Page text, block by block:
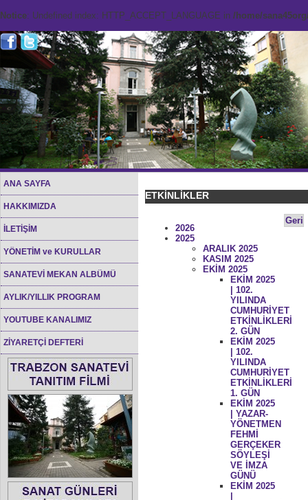
Notice: Undefined index: HTTP_ACCEPT_LANGUAGE in /home/
ANA SAYFA
HAKKIMIZDA
İLETİŞİM
YÖNETİM ve KURULLAR
SANATEVİ MEKAN ALBÜMÜ
AYLIK/YILLIK PROGRAM
YOUTUBE KANALIMIZ
ZİYARETÇİ DEFTERİ
ETKİNLİKLER
Geri
2026
2025
ARALIK 2025
KASIM 2025
EKİM 2025
EKİM 2025
| 102.
YILINDA
CUMHURİYET
ETKİNLİKLERİ
2. GÜN
EKİM 2025
| 102.
YILINDA
CUMHURİYET
ETKİNLİKLERİ
1. GÜN
EKİM 2025
| YAZAR-
YÖNETMEN
FEHMİ
GERÇEKER
SÖYLEŞİ
VE İMZA
GÜNÜ
EKİM 2025